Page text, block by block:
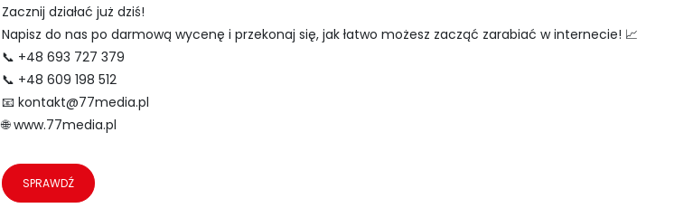
Zacznij działać już dziś!
Napisz do nas po darmową wycenę i przekonaj się, jak łatwo możesz zacząć zarabiać w internecie! 📈
📞 +48 693 727 379
📞 +48 609 198 512
📧 kontakt@77media.pl
🌐 www.77media.pl
SPRAWDŹ